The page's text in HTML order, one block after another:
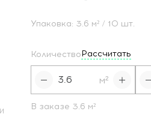
Упаковка: 3.6 м² / 10 шт.
КоличествоРассчитать
м²
В заказе 3.6 м²